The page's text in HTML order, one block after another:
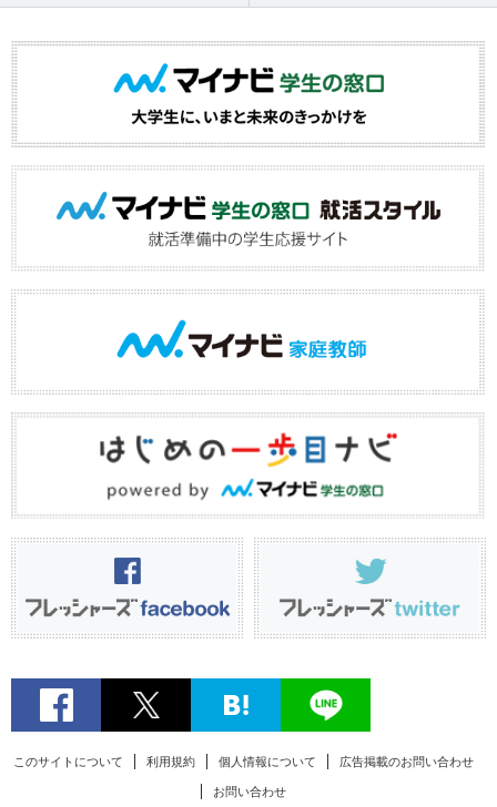
このサイトについて 利用規約 個人情報について 広告掲載のお問い合わせ
お問い合わせ